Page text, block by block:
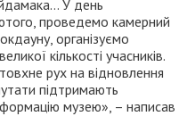
У день
проведемо камерний
організуємо
кількості учасників.
рух на відновлення
підтримають
музею», – написав